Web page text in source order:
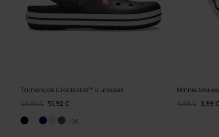
Tamancos Crocband™ U unissex
64,90 € 51,92 €
+26
Minnie
4,99 € 3,99